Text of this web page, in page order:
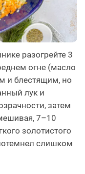
разогрейте 3
огне (масло
и блестящим, но
лук и
затем
7–10
золотистого
слишком